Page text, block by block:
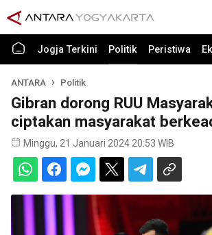
Jogja Terkini Politik Peristiwa
ANTARA Politik
Gibran dorong RUU
ciptakan masyarakat
Minggu, 21 Januari 2024 20:53 WIB